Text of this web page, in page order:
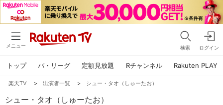
メニュー 検索 ログイン
トップ パ・リーグ 定額見放題 Rチャンネル Rakuten PLAY
楽天TV > 出演者一覧 > シュー・タオ（しゅーたお）
シュー・タオ（しゅーたお）